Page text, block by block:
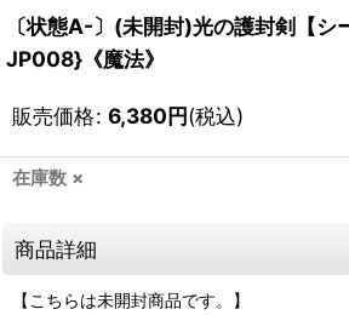
〔状態A-〕(未開封)光の護封剣【シ
JP008}《魔法》
販売価格: 6,380円(税込)
在庫数 ×
商品詳細
【こちらは未開封商品です。】